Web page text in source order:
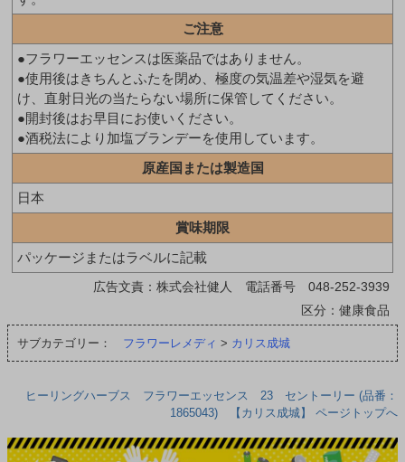
ご注意
●フラワーエッセンスは医薬品ではありません。
●使用後はきちんとふたを閉め、極度の気温差や湿気を避
け、直射日光の当たらない場所に保管してください。
●開封後はお早目にお使いください。
●酒税法により加塩ブランデーを使用しています。
原産国または製造国
日本
賞味期限
パッケージまたはラベルに記載
広告文責：株式会社健人 電話番号 048-252-3939
区分：健康食品
サブカテゴリー： フラワーレメディ > カリス成城
ヒーリングハーブス フラワーエッセンス 23 セントーリー (品番：
1865043) 【カリス成城】 ページトップへ